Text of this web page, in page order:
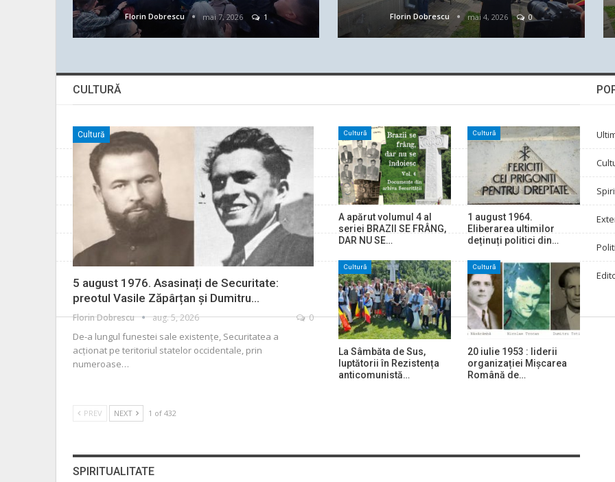
Florin Dobrescu mai 7, 2026 1 Florin Dobrescu mai 4, 2026 0
CULTURĂ
Cultură
5 august 1976. Asasinați de Securitate:
preotul Vasile Zăpârțan și Dumitru…
Florin Dobrescu aug. 5, 2026 0
De-a lungul funestei sale existențe, Securitatea a
acționat pe teritoriul statelor occidentale, prin
numeroase…
Cultură
A apărut volumul 4 al
seriei BRAZII SE FRÂNG,
DAR NU SE…
Cultură
1 august 1964.
Eliberarea ultimilor
deținuți politici din…
Cultură
La Sâmbăta de Sus,
luptătorii în Rezistența
anticomunistă…
Cultură
20 iulie 1953 : liderii
organizației Mișcarea
Română de…
PREV NEXT 1 of 432
SPIRITUALITATE